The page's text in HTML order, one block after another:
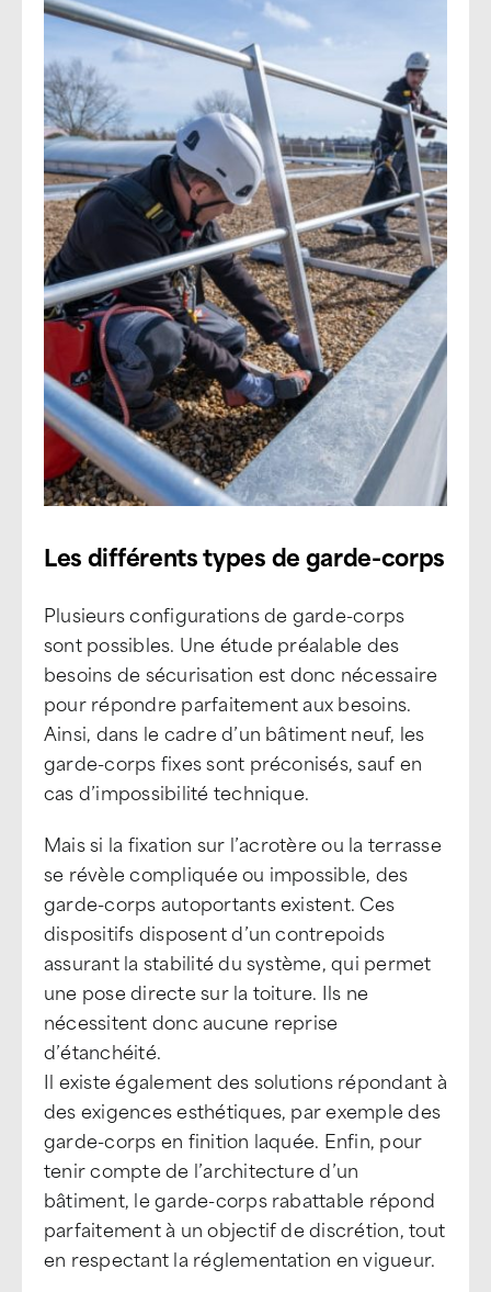
Les différents types de garde-corps
Plusieurs configurations de garde-corps
sont possibles. Une étude préalable des
besoins de sécurisation est donc nécessaire
pour répondre parfaitement aux besoins.
Ainsi, dans le cadre d’un bâtiment neuf, les
garde-corps fixes sont préconisés, sauf en
cas d’impossibilité technique.
Mais si la fixation sur l’acrotère ou la terrasse
se révèle compliquée ou impossible, des
garde-corps autoportants existent. Ces
dispositifs disposent d’un contrepoids
assurant la stabilité du système, qui permet
une pose directe sur la toiture. Ils ne
nécessitent donc aucune reprise
d’étanchéité.
Il existe également des solutions répondant à
des exigences esthétiques, par exemple des
garde-corps en finition laquée. Enfin, pour
tenir compte de l’architecture d’un
bâtiment, le garde-corps rabattable répond
parfaitement à un objectif de discrétion, tout
en respectant la réglementation en vigueur.